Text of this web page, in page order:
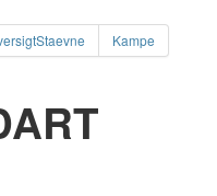
Kampe